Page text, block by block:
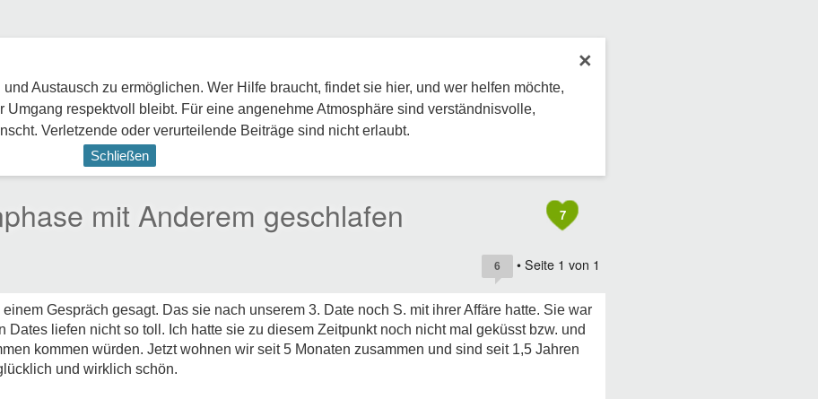
×
Austausch zu ermöglichen. Wer Hilfe braucht, findet sie hier, und wer helfen möchte,
respektvoll bleibt. Für eine angenehme Atmosphäre sind verständnisvolle,
Verletzende oder verurteilende Beiträge sind nicht erlaubt.
Schließen
7
mit Anderem geschlafen
6 • Seite 1 von 1
Gespräch gesagt. Das sie nach unserem 3. Date noch S. mit ihrer Affäre hatte. Sie war
Dates liefen nicht so toll. Ich hatte sie zu diesem Zeitpunkt noch nicht mal geküsst bzw. und
kommen würden. Jetzt wohnen wir seit 5 Monaten zusammen und sind seit 1,5 Jahren
und wirklich schön.